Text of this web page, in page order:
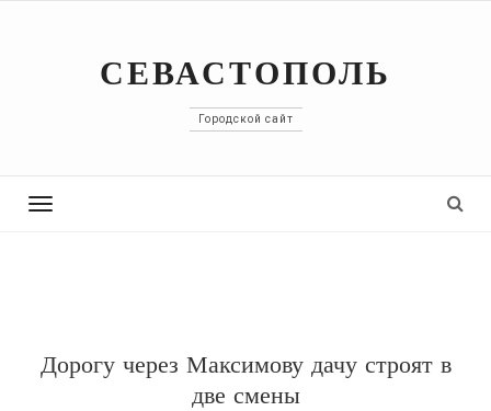
СЕВАСТОПОЛЬ
Городской сайт
Toggle
Дорогу через Максимову дачу строят в
две смены